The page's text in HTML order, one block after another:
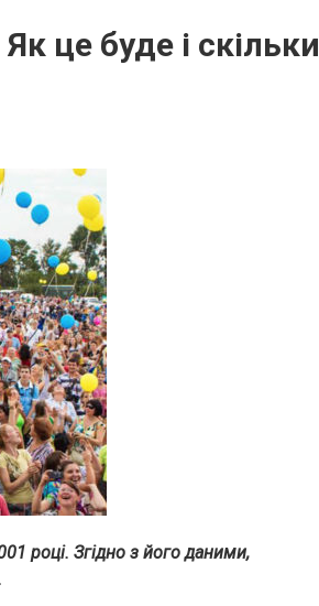
це буде і скільки
році. Згідно з його даними,